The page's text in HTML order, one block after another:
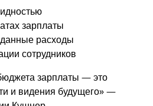
зарплаты
расходы
сотрудников
зарплаты — это
и видения будущего» —